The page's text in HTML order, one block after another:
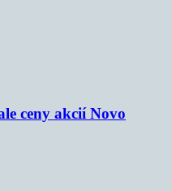
ceny akcií Novo